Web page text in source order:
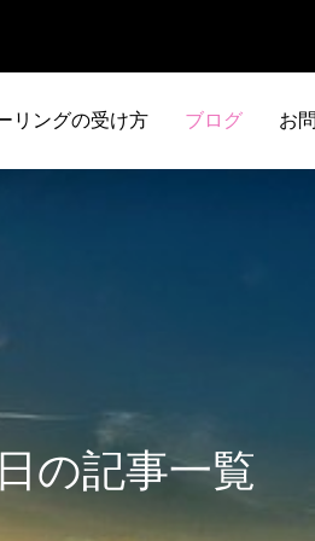
リングの受け方 ブログ お
の記事一覧